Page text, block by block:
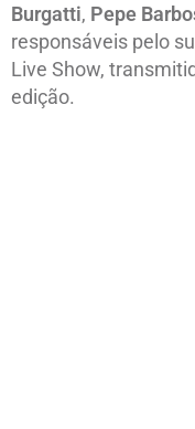
Burgatti, Pepe
responsáveis pelo
Live Show,
edição.